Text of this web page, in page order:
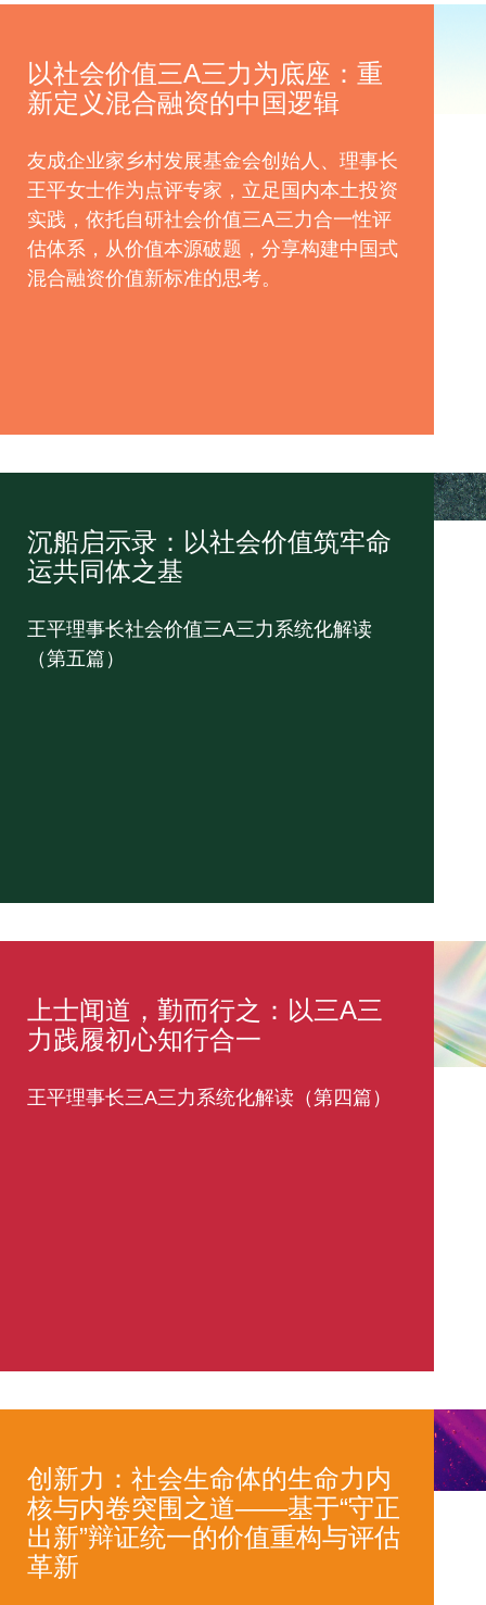
以社会价值三A三力为底座：重
新定义混合融资的中国逻辑
友成企业家乡村发展基金会创始人、理事长
王平女士作为点评专家，立足国内本土投资
实践，依托自研社会价值三A三力合一性评
估体系，从价值本源破题，分享构建中国式
混合融资价值新标准的思考。
沉船启示录：以社会价值筑牢命
运共同体之基
王平理事长社会价值三A三力系统化解读
（第五篇）
上士闻道，勤而行之：以三A三
力践履初心知行合一
王平理事长三A三力系统化解读（第四篇）
创新力：社会生命体的生命力内
核与内卷突围之道——基于“守正
出新”辩证统一的价值重构与评估
革新